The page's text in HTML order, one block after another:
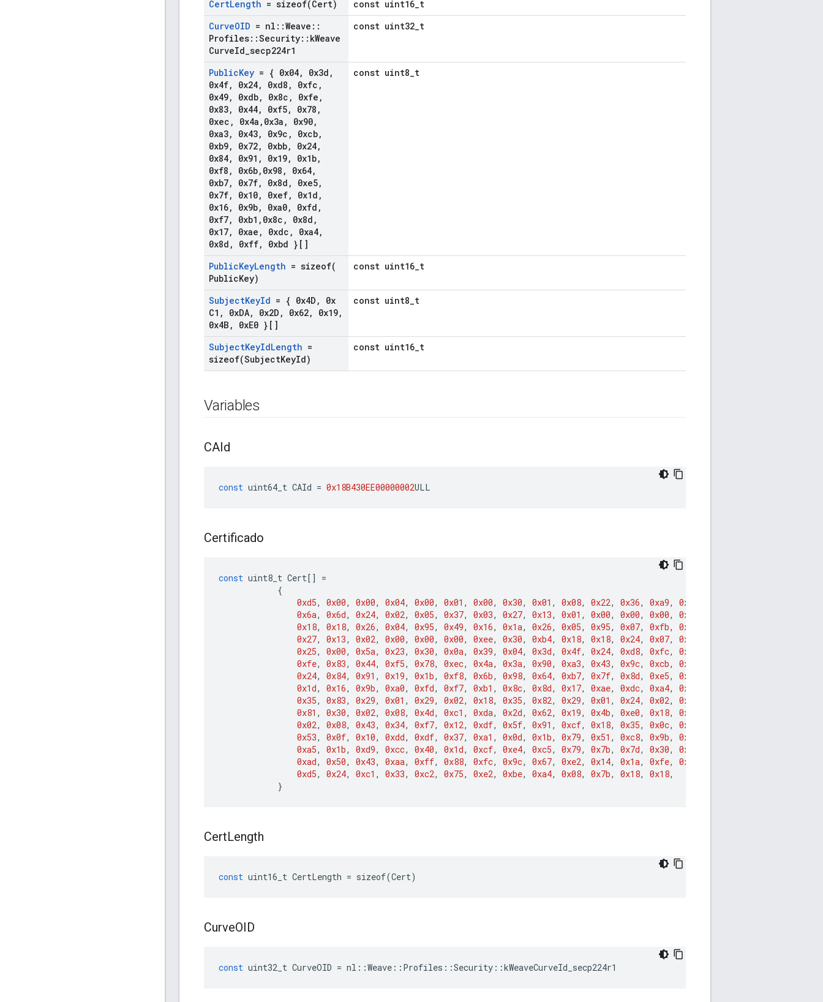
CertLength = sizeof(Cert)
const uint16_t
CurveOID = nl ::Weave ::
Profiles::Security:: kWeave
CurveId secp224r1
const uint32_t
PublicKey = { 0x04, 0x3d ,
0x4f, 0x24, 0xd8 , 0xfc ,
0x49, 0xdb, 0x8c , 0xfe ,
0x83, 0x44, 0xf5, 0x78 ,
0xec , 0x4a , 0x3a , 0x90,
0xa3, 0x43, 0x9c , 0xcb,
0xb9, 0x72, 0xbb, 0x24,
0x84, 0x91 , 0x19, 0x1b,
0xf8 , 0x6b, 0x98 , 0x64,
0xb7, 0x7f, 0x8d , 0xe5,
0x7f, 0x10, 0xef, 0x1d ,
0x16, 0x9b, 0xa0, 0xfd ,
0xf7, 0xb1 , 0x8c , 0x8d ,
0x17, 0xae , 0xdc , 0xa4,
0x8d , 0xff, 0xbd }[]
const uint8_t
PublicKeyLength = sizeof(
PublicKey)
const uint16_t
SubjectKeyId = { 0x4D ,
0x
C1 , 0xDA, 0x2D , 0x62, 0x19,
0x4B , 0xE0 }[]
const uint8_t
SubjectKeyIdLength =
sizeof(SubjectKeyId)
const uint16_t
Variables
CAId
const uint64_t CAId = 0x18B430EE00000002ULL
Certificado
const uint8_t Cert[]
=
{
0xd5, 0x00, 0x00, 0x04, 0x00, 0x01 , 0x00, 0x30, 0x01 , 0x08, 0x22, 0x36, 0xa9, 0x86
0x6a, 0x6d, 0x24, 0x02, 0x05, 0x37, 0x03, 0x27, 0x13, 0x01 , 0x00, 0x00, 0x00, 0xee
0x18, 0x18, 0x26, 0x04, 0x95, 0x49, 0x16, 0x1a, 0x26, 0x05, 0x95, 0x07, 0xfb, 0x49
0x27, 0x13, 0x02, 0x00, 0x00, 0x00, 0xee, 0x30, 0xb4, 0x18, 0x18, 0x24, 0x07, 0x02
0x25, 0x00, 0x5a, 0x23, 0x30, 0x0a, 0x39, 0x04, 0x3d, 0x4f, 0x24, 0xd8, 0xfc, 0x49
0xfe, 0x83, 0x44, 0xf5, 0x78, 0xec, 0x4a, 0x3a, 0x90, 0xa3, 0x43, 0x9c, 0xcb, 0xb9
0x24, 0x84, 0x91 , 0x19, 0x1b, 0xf8, 0x6b, 0x98, 0x64, 0xb7, 0x7f, 0x8d, 0xe5, 0x7f
0x1d, 0x16, 0x9b, 0xa0, 0xfd, 0xf7, 0xb1 , 0x8c, 0x8d, 0x17, 0xae, 0xdc, 0xa4, 0x8d
0x35, 0x83, 0x29, 0x01 , 0x29, 0x02, 0x18, 0x35, 0x82, 0x29, 0x01 , 0x24, 0x02, 0x60
0x81 , 0x30, 0x02, 0x08, 0x4d, 0xc1 , 0xda, 0x2d, 0x62, 0x19, 0x4b, 0xe0, 0x18, 0x35
0x02, 0x08, 0x43, 0x34, 0xf7, 0x12, 0xdf, 0x5f, 0x91 , 0xcf, 0x18, 0x35, 0x0c, 0x30
0x53, 0x0f, 0x10, 0xdd, 0xdf, 0x37, 0xa1 , 0x0d, 0x1b, 0x79, 0x51 , 0xc8, 0x9b, 0xd6
0xa5, 0x1b, 0xd9, 0xcc, 0x40, 0x1d, 0xcf, 0xe4, 0xc5, 0x79, 0x7b, 0x7d, 0x30, 0x02
0xad, 0x50, 0x43, 0xaa, 0xff, 0x88, 0xfc, 0x9c, 0x67, 0xe2, 0x14, 0x1a, 0xfe, 0xa1
0xd5, 0x24, 0xc1 , 0x33, 0xc2, 0x75, 0xe2, 0xbe, 0xa4, 0x08, 0x7b, 0x18, 0x18,
}
CertLength
const uint16_t CertLength = sizeof(Cert)
CurveOID
const uint32_t CurveOID = nl ::Weave :: Profiles ::Security ::kWeaveCurveId_secp224r1